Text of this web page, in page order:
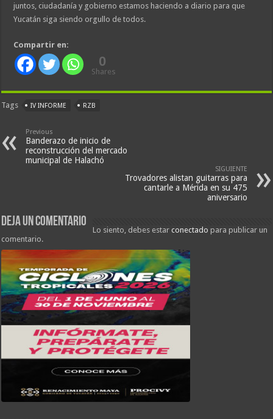
juntos, ciudadanía y gobierno estamos haciendo a diario para que
Yucatán siga siendo orgullo de todos.
Compartir en:
0
Shares
Tags IV INFORME RZB
Previous
Banderazo de inicio de
reconstrucción del mercado
municipal de Halachó
SIGUIENTE
Trovadores alistan guitarras para
cantarle a Mérida en su 475
aniversario
Deja un comentario
Lo siento, debes estarconectado para publicar un
comentario.